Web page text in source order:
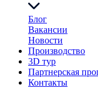
Блог
Вакансии
Новости
Производство
3D тур
Партнерская
Контакты